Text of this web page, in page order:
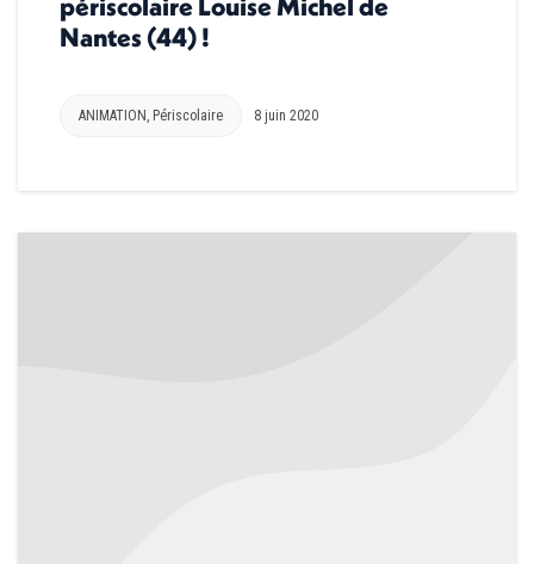
Nantes (44) !
ANIMATION , Périscolaire 8 juin 2020